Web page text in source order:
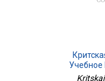
Учебное
Часть 1